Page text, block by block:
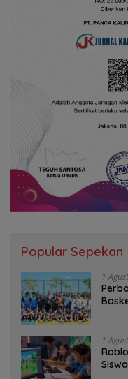
Popular Sepekan
1
1